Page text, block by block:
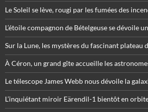
Le Soleil se lève, rougi par les fumées des
L’étoile compagnon de Bételgeuse se dévoile
Sur la Lune, les mystères du fascinant plateau
À Céron, un grand gîte accueille les
Le télescope James Webb nous dévoile la
L’inquiétant miroir Eärendil-1 bientôt en